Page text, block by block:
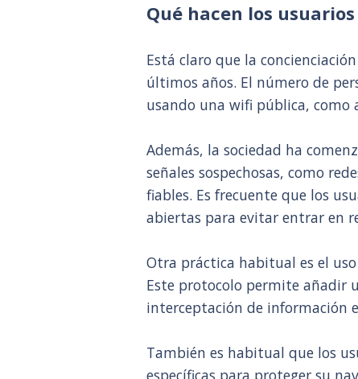
Qué hacen los
Está claro que la
últimos años. El número de
usando una wifi pública, como
Además, la sociedad ha
señales sospechosas, como
fiables. Es frecuente que los
abiertas para evitar entrar en
Otra práctica habitual es el
Este protocolo permite añadir
interceptación de información
También es habitual que los
específicas para proteger su